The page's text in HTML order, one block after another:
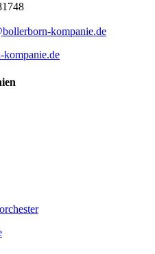
kompanie.de